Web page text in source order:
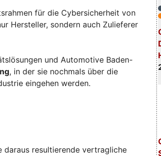
für die Cybersicherheit von
Hersteller, sondern auch Zulieferer
und Automotive Baden-
, in der sie nochmals über die
eingehen werden.
daraus resultierende vertragliche